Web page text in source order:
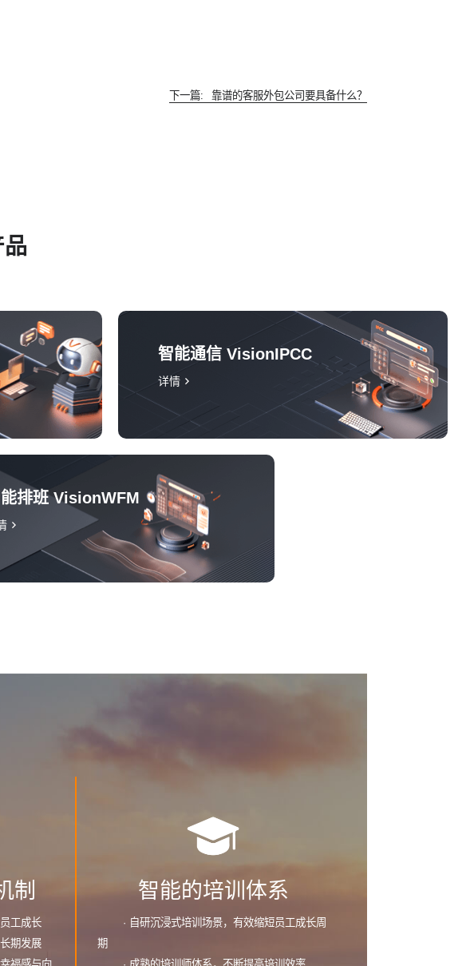
下一篇: 靠谱的客服外包公司要具备什么？
智能通信 VisionIPCC
详情
排班 VisionWFM
制
工成长
期发展
智能的培训体系
· 自研沉浸式培训场景，有效缩短员工成长周
期